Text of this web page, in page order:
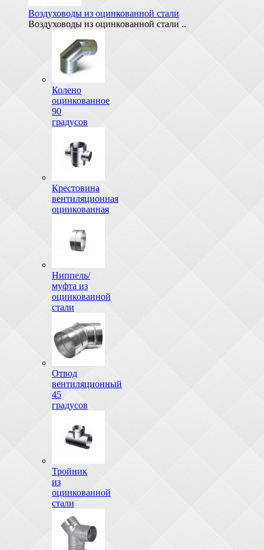
Воздуховоды из оцинкованной стали
Воздуховоды из оцинкованной стали ..
Колено
оцинкованное
90
градусов
Крестовина
вентиляционная
оцинкованная
Ниппель/
муфта из
оцинкованной
стали
Отвод
вентиляционный
45
градусов
Тройник
из
оцинкованной
стали